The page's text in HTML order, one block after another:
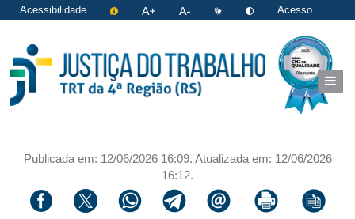
Acessibilidade
Acesso
Publicada em: 12/06/2026 16:09. Atualizada em: 12/06/2026
16:12.
Compartilhar via facebook
Compartilhar via twitter
Compartilhar via whatsapp
Compartilhar via telegram
Compartilhar via email
Imprimir a página
Copiar